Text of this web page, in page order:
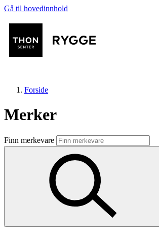
Gå til hovedinnhold
Butikker
Mat og drikke
Aktiviteter
Forside
Merker
Finn merkevare